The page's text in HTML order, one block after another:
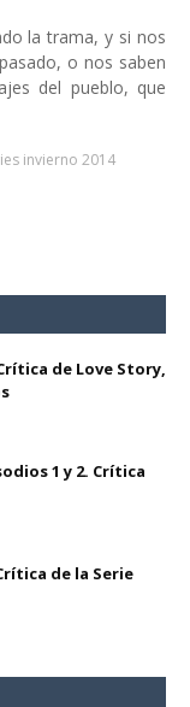
la trama, y si nos
o nos saben
del pueblo, que
invierno 2014
de Love Story,
1 y 2. Crítica
de la Serie